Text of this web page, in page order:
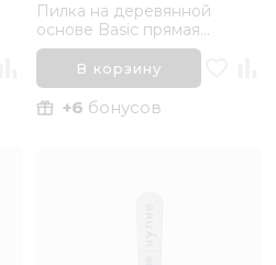
Пилка на деревянной
основе Basic прямая
180/240 Bruar
В корзину
+6 бонусов